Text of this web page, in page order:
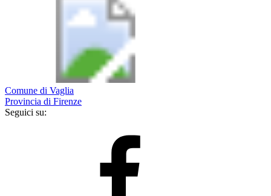
Comune di Vaglia
Provincia di Firenze
Seguici su: